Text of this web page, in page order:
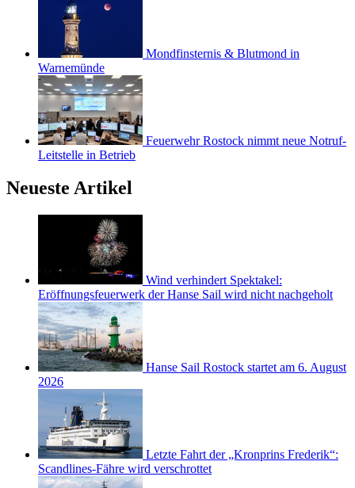
Mondfinsternis & Blutmond in
Warnemünde
Feuerwehr Rostock nimmt neue Notruf-
Leitstelle in Betrieb
Neueste Artikel
Wind verhindert Spektakel:
Eröffnungsfeuerwerk der Hanse Sail wird nicht nachgeholt
Hanse Sail Rostock startet am 6. August
2026
Letzte Fahrt der „Kronprins Frederik“:
Scandlines-Fähre wird verschrottet